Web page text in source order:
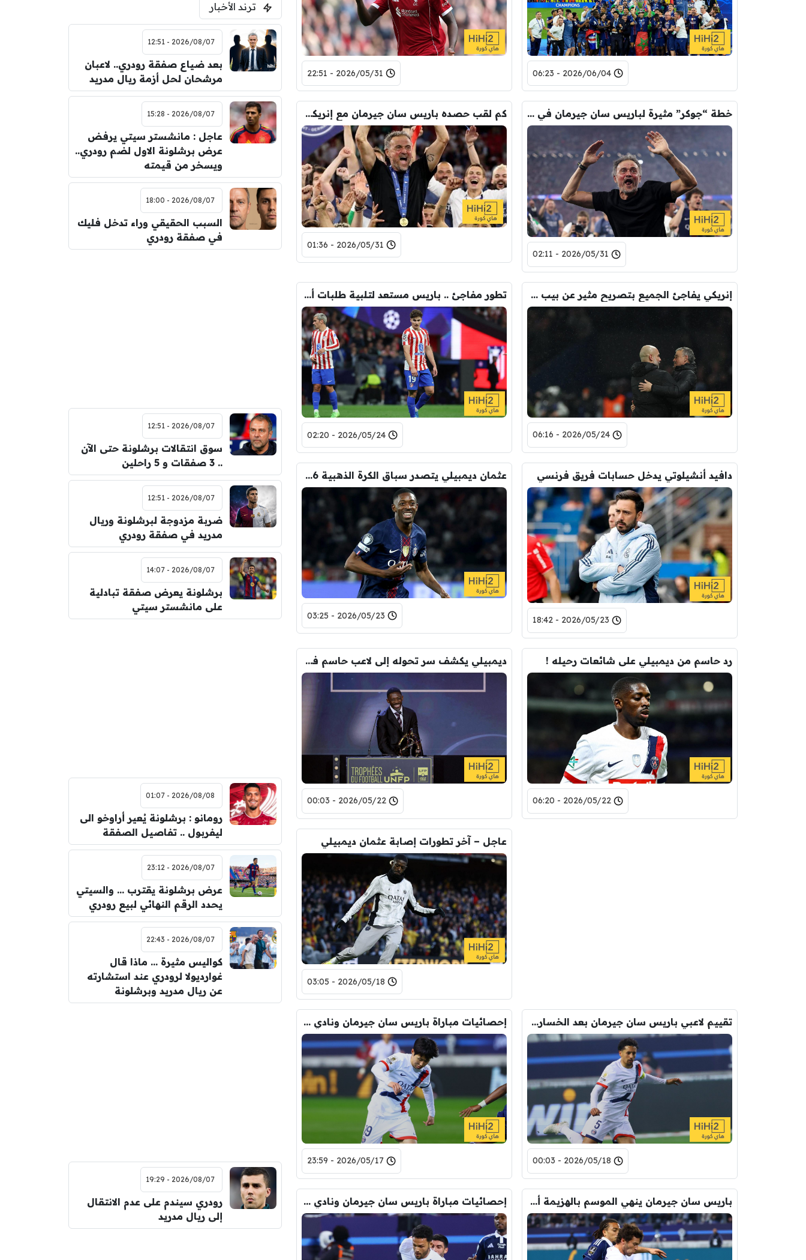
2026/06/04 - 06:23
2026/05/31 - 22:51
خطة “جوكر” مثيرة لباريس سان جيرمان في سوق الانتقالات
2026/05/31 - 02:11
كم لقب حصده باريس سان جيرمان مع إنريكي ؟
2026/05/31 - 01:36
إنريكي يفاجئ الجميع بتصريح مثير عن بيب غوارديولا !
2026/05/24 - 06:16
تطور مفاجئ .. باريس مستعد لتلبية طلبات أتلتيكو بشأن ألفاريز
2026/05/24 - 02:20
دافيد أنشيلوتي يدخل حسابات فريق فرنسي
2026/05/23 - 18:42
عثمان ديمبيلي يتصدر سباق الكرة الذهبية 2026
2026/05/23 - 03:25
رد حاسم من ديمبيلي على شائعات رحيله !
2026/05/22 - 06:20
ديمبيلي يكشف سر تحوله إلى لاعب حاسم في المواعيد الكبرى !
2026/05/22 - 00:03
عاجل – آخر تطورات إصابة عثمان ديمبيلي
2026/05/18 - 03:05
تقييم لاعبي باريس سان جيرمان بعد الخسارة من نادي باريس
2026/05/18 - 00:03
إحصائيات مباراة باريس سان جيرمان ونادي باريس
2026/05/17 - 23:59
باريس سان جيرمان ينهي الموسم بالهزيمة أمام نادي باريس إحصائيات مباراة باريس سان جيرمان ونادي باريس بعد مرور ساعة
ترند الأخبار
2026/08/07 - 12:51
بعد ضياع صفقة رودري.. لاعبان
مرشحان لحل أزمة ريال مدريد
2026/08/07 - 15:28
عاجل : مانشستر سيتي يرفض
عرض برشلونة الاول لضم رودري..
ويسخر من قيمته
2026/08/07 - 18:00
السبب الحقيقي وراء تدخل فليك
في صفقة رودري
2026/08/07 - 12:51
سوق انتقالات برشلونة حتى الآن
.. 3 صفقات و 5 راحلين
2026/08/07 - 12:51
ضربة مزدوجة لبرشلونة وريال
مدريد في صفقة رودري
2026/08/07 - 14:07
برشلونة يعرض صفقة تبادلية
على مانشستر سيتي
2026/08/08 - 01:07
رومانو : برشلونة يُعير أراوخو الى
ليفربول .. تفاصيل الصفقة
2026/08/07 - 23:12
عرض برشلونة يقترب … والسيتي
يحدد الرقم النهائي لبيع رودري
2026/08/07 - 22:43
كواليس مثيرة … ماذا قال
غوارديولا لرودري عند استشارته
عن ريال مدريد وبرشلونة
2026/08/07 - 19:29
رودري سيندم على عدم الانتقال
إلى ريال مدريد